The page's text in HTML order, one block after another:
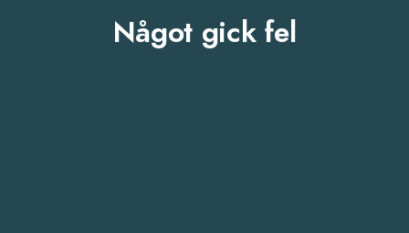
Något gick fel